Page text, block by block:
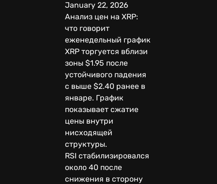
January 22, 2026
Анализ цен на XRP:
что говорит
еженедельный график
XRP торгуется вблизи
зоны $1.95 после
устойчивого падения
с выше $2.40 ранее в
январе. График
показывает сжатие
цены внутри
нисходящей
структуры.
RSI стабилизировался
около 40 после
снижения в сторону